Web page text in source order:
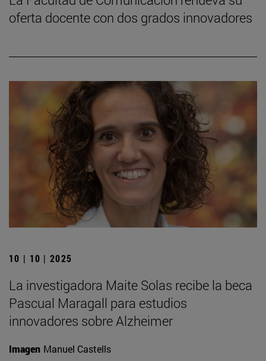
oferta docente con dos grados innovadores
10 | 10 | 2025
La investigadora Maite Solas recibe la beca
Pascual Maragall para estudios
innovadores sobre Alzheimer
Imagen Manuel Castells